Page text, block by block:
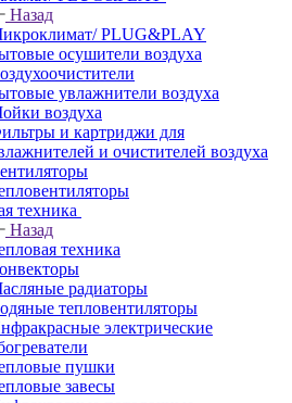
Назад
PLUG&PLAY
осушители воздуха
увлажнители воздуха
воздуха
и картриджи для
и очистителей воздуха
техника
Назад
техника
радиаторы
тепловентиляторы
электрические
пушки
завесы